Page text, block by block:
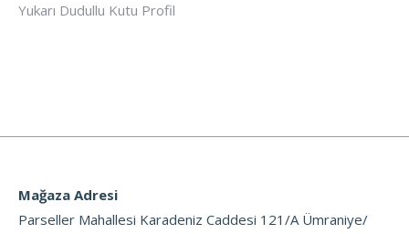
Yukarı Dudullu Kutu Profil
Mağaza Adresi
Parseller Mahallesi Karadeniz Caddesi 121/A Ümraniye/